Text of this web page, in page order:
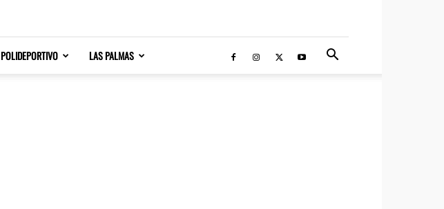
POLIDEPORTIVO LAS PALMAS